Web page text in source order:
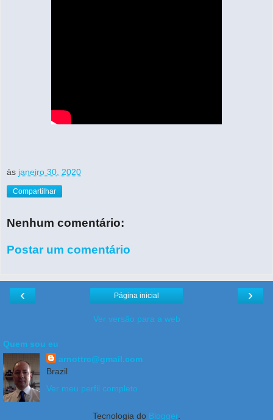
às janeiro 30, 2020
Compartilhar
Nenhum comentário:
Postar um comentário
‹ ›
Página inicial
Ver versão para a web
Quem sou eu
arnottrc@gmail.com
Brazil
Ver meu perfil completo
Tecnologia do Blogger